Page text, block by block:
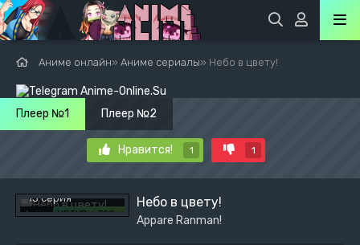
Аниме онлайн» Аниме сериалы» Небо в цвету!
Плеер №1 Плеер №2
Нравится! 1 1
AnimediaHDTVRip 720p
13 серия
Небо в цвету!
Appare Ranman!